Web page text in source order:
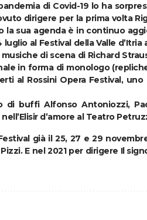
di Covid-19 lo ha
dirigere per la prima volta
la sua agenda è in continuo
luglio al Festival della Valle
di scena di Richard
in forma di monologo
al Rossini Opera Festival,
di buffi Alfonso Antoniozzi,
d’amore al Teatro
già il 25, 27 e 29
E nel 2021 per dirigere Il